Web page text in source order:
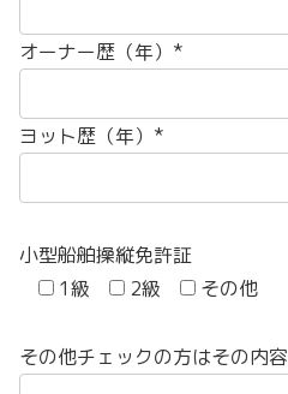
オーナー歴（年）*
ヨット歴（年）*
小型船舶操縦免許証
1級
2級 その他
その他チェックの方はその内容